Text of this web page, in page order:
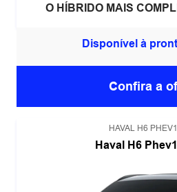
O HÍBRIDO MAIS
Disponível à
Confira a
HAVAL H6
Haval H6